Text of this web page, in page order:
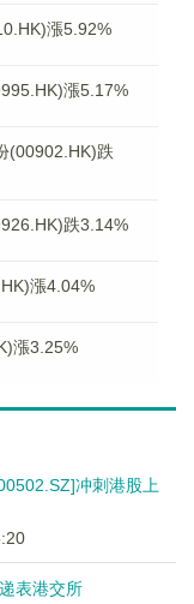
漲5.92%
漲5.17%
(00902.HK)跌
跌3.14%
漲4.04%
漲3.25%
冲刺港股上
表港交所